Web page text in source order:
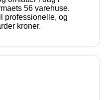
56 varehuse.
professionelle, og
kroner.